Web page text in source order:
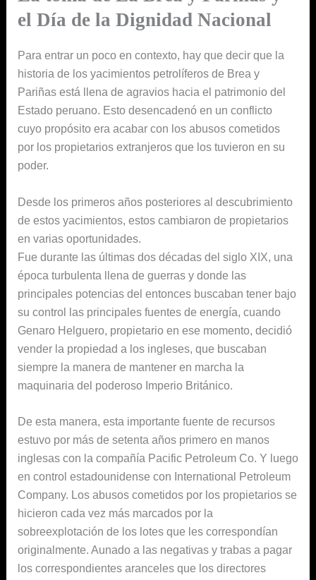
el Día de la Dignidad Nacional
Para entrar un poco en contexto, hay que decir que la
historia de los yacimientos petrolíferos de Brea y
Pariñas está llena de agravios hacia el patrimonio del
Estado peruano. Esto desencadenó en un conflicto
cuyo propósito era acabar con los abusos cometidos
por los propietarios extranjeros que los tuvieron en su
poder.
Desde los primeros años posteriores al descubrimiento
de estos yacimientos, estos cambiaron de propietarios
en varias oportunidades.
Fue durante las últimas dos décadas del siglo XIX, una
época turbulenta llena de guerras y donde las
principales potencias del entonces buscaban tener bajo
su control las principales fuentes de energía, cuando
Genaro Helguero, propietario en ese momento, decidió
vender la propiedad a los ingleses, que buscaban
siempre la manera de mantener en marcha la
maquinaria del poderoso Imperio Británico.
De esta manera, esta importante fuente de recursos
estuvo por más de setenta años primero en manos
inglesas con la compañía Pacific Petroleum Co. Y luego
en control estadounidense con International Petroleum
Company. Los abusos cometidos por los propietarios se
hicieron cada vez más marcados por la
sobreexplotación de los lotes que les correspondían
originalmente. Aunado a las negativas y trabas a pagar
los correspondientes aranceles que los directores